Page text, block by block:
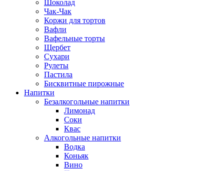
Шоколад
Чак-Чак
Коржи для тортов
Вафли
Вафельные торты
Щербет
Сухари
Рулеты
Пастила
Бисквитные пирожные
Напитки
Безалкогольные напитки
Лимонад
Соки
Квас
Алкогольные напитки
Водка
Коньяк
Вино